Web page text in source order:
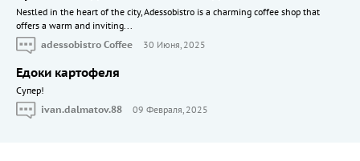
Nestled in the heart of the city, Adessobistro is a charming coffee shop that
offers a warm and inviting...
adessobistro Coffee
30 Июня, 2025
Едоки картофеля
Cупер!
ivan.dalmatov.88
09 Февраля, 2025